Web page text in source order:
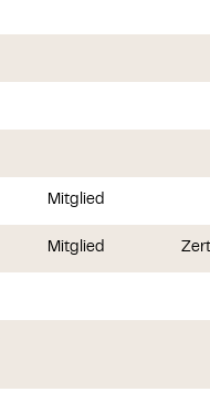
Mitglied
Mitglied